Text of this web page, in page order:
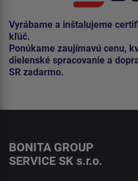
Vyrábame a inštalujeme
kľúč.
Ponúkame zaujímavú cenu,
dielenské spracovanie a
SR zadarmo.
BONITA GROUP
SERVICE SK s.r.o.